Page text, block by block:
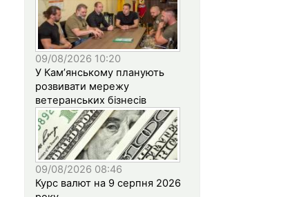
09/08/2026 10:20
У Кам’янському планують
розвивати мережу
ветеранських бізнесів
09/08/2026 08:46
Курс валют на 9 серпня 2026